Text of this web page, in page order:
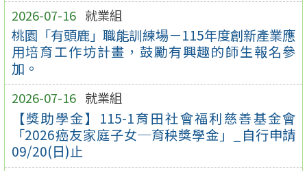
2026-07-16 就業組
桃園「有頭鹿」職能訓練場－115年度創新產業應
用培育工作坊計畫，鼓勵有興趣的師生報名參
加。
2026-07-16 就業組
【獎助學金】115-1育田社會福利慈善基金會
「2026癌友家庭子女─育秧獎學金」_自行申請
09/20(日)止